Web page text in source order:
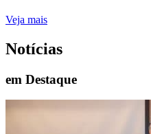
Veja mais
Notícias
em Destaque